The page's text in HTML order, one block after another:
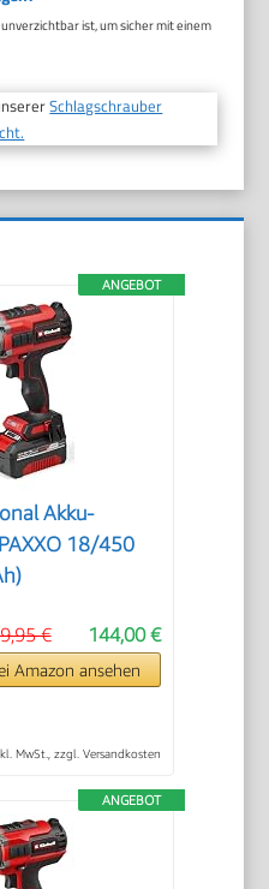
ist, um sicher mit einem
Schlagschrauber
ANGEBOT
Akku-
18/450
144,00 €
€
Amazon ansehen
MwSt., zzgl. Versandkosten
ANGEBOT